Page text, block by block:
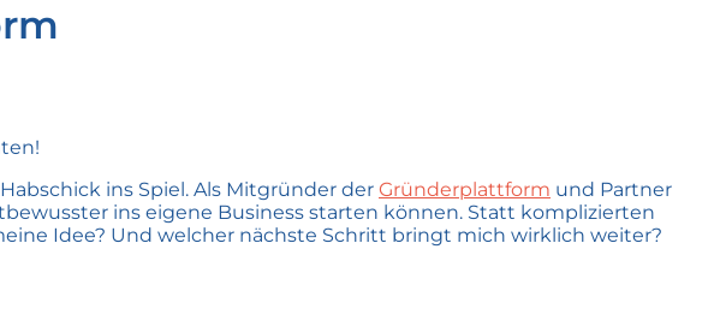
ins Spiel. Als Mitgründer der Gründerplattform und Partner
ins eigene Business starten können. Statt komplizierten
Idee? Und welcher nächste Schritt bringt mich wirklich weiter?